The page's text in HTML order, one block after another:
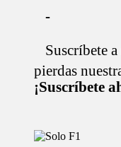
-
Suscríbete
pierdas
¡Suscríbete
S
Para